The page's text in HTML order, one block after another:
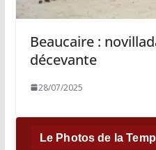
Beaucaire :
décevante
28/07/2025
Le Photos de la